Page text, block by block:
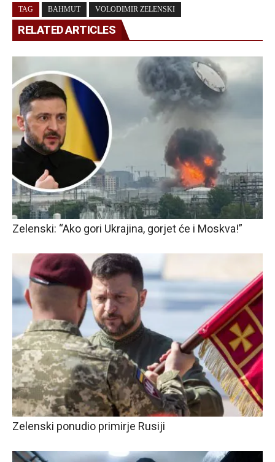
TAG BAHMUT VOLODIMIR ZELENSKI
RELATED ARTICLES
Zelenski: “Ako gori Ukrajina, gorjet će i Moskva!”
Zelenski ponudio primirje Rusiji